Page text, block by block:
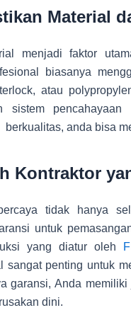
Material
menjadi faktor
biasanya
atau
sistem
anda bisa
Kontraktor
tidak hanya
untuk
yang diatur oleh
sangat penting untuk
garansi, Anda
dini.